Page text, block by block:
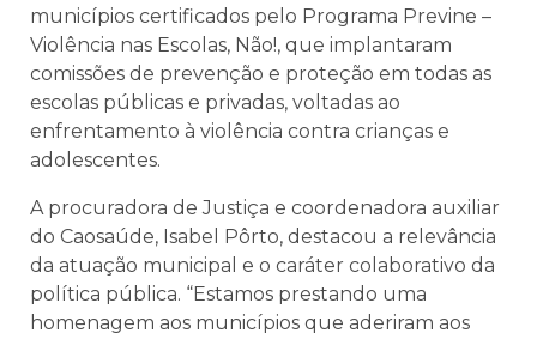
municípios certificados pelo Programa Previne –
Violência nas Escolas, Não!, que implantaram
comissões de prevenção e proteção em todas as
escolas públicas e privadas, voltadas ao
enfrentamento à violência contra crianças e
adolescentes.
A procuradora de Justiça e coordenadora auxiliar
do Caosaúde, Isabel Pôrto, destacou a relevância
da atuação municipal e o caráter colaborativo da
política pública. “Estamos prestando uma
homenagem aos municípios que aderiram aos